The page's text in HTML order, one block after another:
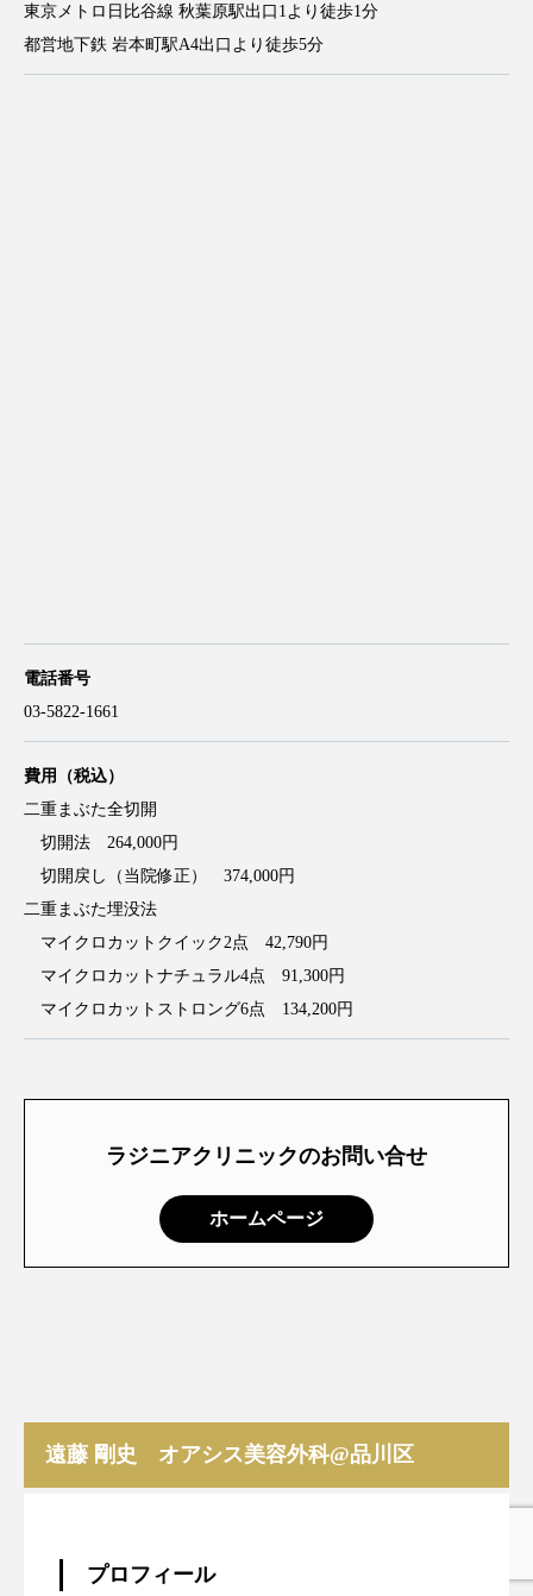
東京メトロ日比谷線 秋葉原駅出口1より徒歩1分
都営地下鉄 岩本町駅A4出口より徒歩5分
電話番号
03-5822-1661
費用（税込）
二重まぶた全切開
切開法 264,000円
切開戻し（当院修正） 374,000円
二重まぶた埋没法
マイクロカットクイック2点 42,790円
マイクロカットナチュラル4点 91,300円
マイクロカットストロング6点 134,200円
ラジニアクリニックのお問い合せ
ホームページ
遠藤 剛史 オアシス美容外科@品川区
プロフィール